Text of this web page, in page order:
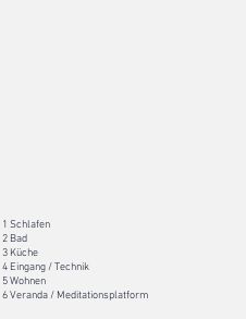
1 Schlafen
2 Bad
3 Küche
4 Eingang / Technik
5 Wohnen
6 Veranda / Meditationsplatform